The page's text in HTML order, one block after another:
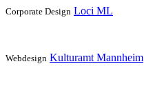
Corporate Design Loci ML
Webdesign Kulturamt Mannheim